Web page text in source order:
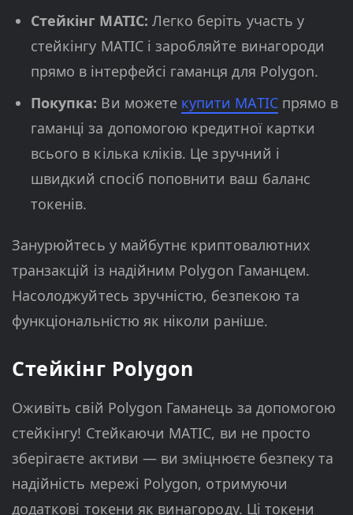
Стейкінг MATIC: Легко беріть участь у
стейкінгу MATIC і заробляйте винагороди
прямо в інтерфейсі гаманця для Polygon.
Покупка: Ви можете купити MATICпрямо в
гаманці за допомогою кредитної картки
всього в кілька кліків. Це зручний і
швидкий спосіб поповнити ваш баланс
токенів.
Занурюйтесь у майбутнє криптовалютних
транзакцій із надійним Polygon Гаманцем.
Насолоджуйтесь зручністю, безпекою та
функціональністю як ніколи раніше.
Стейкінг Polygon
Оживіть свій Polygon Гаманець за допомогою
стейкінгу! Стейкаючи MATIC, ви не просто
зберігаєте активи — ви зміцнюєте безпеку та
надійність мережі Polygon, отримуючи
додаткові токени як винагороду. Ці токени